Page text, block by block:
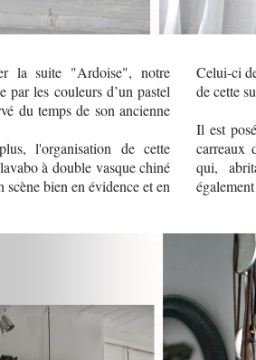
la suite "Ardoise", notre
par les couleurs d’un pastel
du temps de son ancienne
l'organisation de cette
à double vasque chiné
scène bien en évidence et en
Celui-ci
de cette
Il est
carreaux
qui,